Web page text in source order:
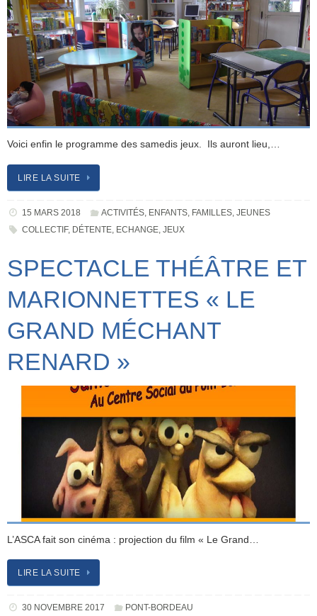
Voici enfin le programme des samedis jeux. Ils auront lieu,…
LIRE LA SUITE
15 MARS 2018 ACTIVITÉS, ENFANTS, FAMILLES,JEUNES
COLLECTIF, DÉTENTE, ECHANGE, JEUX
SPECTACLE THÉÂTRE ET
MARIONNETTES « LE
GRAND MÉCHANT
RENARD »
L’ASCA fait son cinéma : projection du film « Le Grand…
LIRE LA SUITE
30 NOVEMBRE 2017 PONT-BORDEAU